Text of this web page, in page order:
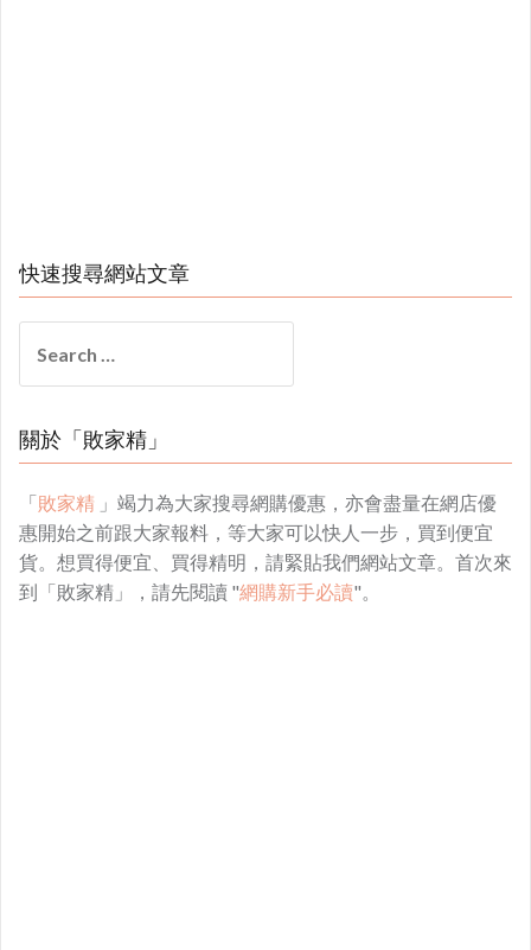
快速搜尋網站文章
for:
關於「敗家精」
「敗家精 」竭力為大家搜尋網購優惠，亦會盡量在網店優
惠開始之前跟大家報料，等大家可以快人一步，買到便宜
貨。想買得便宜、買得精明，請緊貼我們網站文章。首次來
到「敗家精」，請先閱讀 "網購新手必讀"。